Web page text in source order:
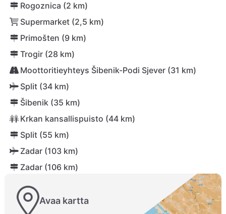
Rogoznica (2 km)
Supermarket (2,5 km)
Primošten (9 km)
Trogir (28 km)
Moottoritieyhteys Šibenik-Podi Sjever (31 km)
Split (34 km)
Šibenik (35 km)
Krkan kansallispuisto (44 km)
Split (55 km)
Zadar (103 km)
Zadar (106 km)
Avaa kartta